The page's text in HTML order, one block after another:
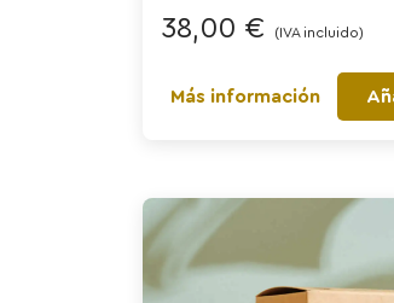
38,00 € (IVA incluido)
Más información